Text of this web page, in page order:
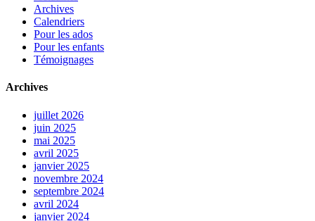
Archives
Calendriers
Pour les ados
Pour les enfants
Témoignages
Archives
juillet 2026
juin 2025
mai 2025
avril 2025
janvier 2025
novembre 2024
septembre 2024
avril 2024
janvier 2024